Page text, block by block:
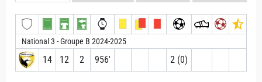
National 3 - Groupe B 2024-2025
14 12 2 956′ 2 (0)